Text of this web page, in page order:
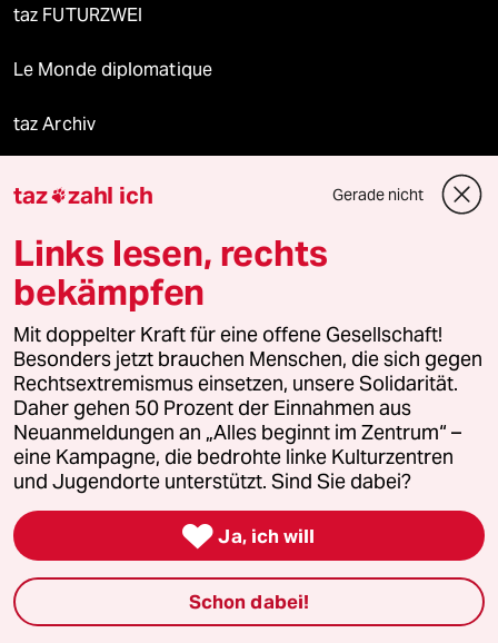
taz FUTURZWEI
Le Monde diplomatique
taz Archiv
Reisen
Kantine
Shop
Anzeigen
Fragen & Hilfe
Feedback
taz zahl ich Gerade nicht
Links lesen, rechts
bekämpfen
Mit doppelter Kraft für eine offene Gesellschaft!
Besonders jetzt brauchen Menschen, die sich gegen
Rechtsextremismus einsetzen, unsere Solidarität.
Daher gehen 50 Prozent der Einnahmen aus
Neuanmeldungen an „Alles beginnt im Zentrum“ –
eine Kampagne, die bedrohte linke Kulturzentren
und Jugendorte unterstützt. Sind Sie dabei?
 Ja, ich will
Schon dabei!